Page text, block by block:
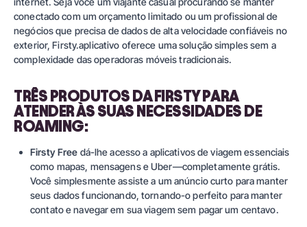
conectado com um orçamento limitado ou um profissional de
negócios que precisa de dados de alta velocidade confiáveis no
exterior,Firsty.aplicativo oferece uma solução simples sem a
complexidade das operadoras móveis tradicionais.
TRÊS PRODUTOS DA FIRSTY PARA
ATENDER ÀS SUAS NECESSIDADES DE
ROAMING:
Firsty Free dá-lhe acesso a aplicativos de viagem essenciais
como mapas, mensagens e Uber—completamente grátis.
Você simplesmente assiste a um anúncio curto para manter
seus dados funcionando, tornando-o perfeito para manter
contato e navegar em sua viagem sem pagar um centavo.